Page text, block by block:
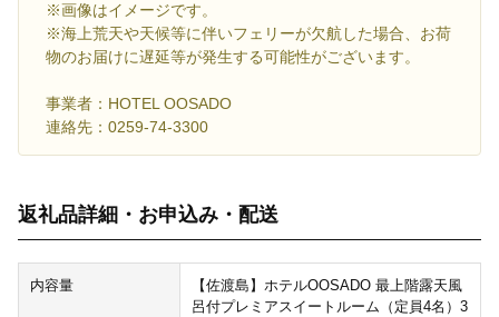
※画像はイメージです。
※海上荒天や天候等に伴いフェリーが欠航した場合、お荷
物のお届けに遅延等が発生する可能性がございます。
事業者：HOTEL OOSADO
連絡先：0259-74-3300
返礼品詳細・お申込み・配送
内容量
【佐渡島】ホテルOOSADO 最上階露天風
呂付プレミアスイートルーム（定員4名）3